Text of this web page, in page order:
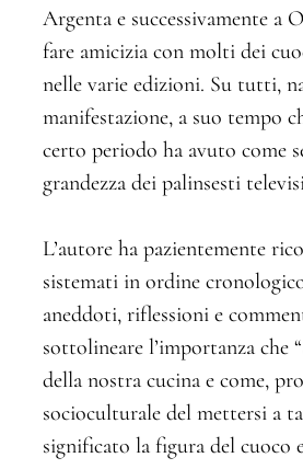
Argenta e successivamente a
fare amicizia con molti dei
nelle varie edizioni. Su tutti,
manifestazione, a suo tempo
certo periodo ha avuto come
grandezza dei palinsesti
L’autore ha pazientemente
sistemati in ordine
aneddoti, riflessioni e
sottolineare l’importanza che
della nostra cucina e come,
socioculturale del mettersi a
significato la figura del cuoco